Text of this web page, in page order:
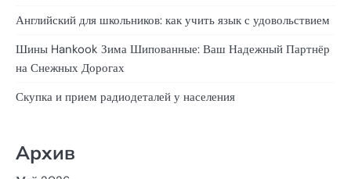
Английский для школьников: как учить язык с удовольствием
Шины Hankook Зима Шипованные: Ваш Надежный Партнёр
на Снежных Дорогах
Скупка и прием радиодеталей у населения
Архив